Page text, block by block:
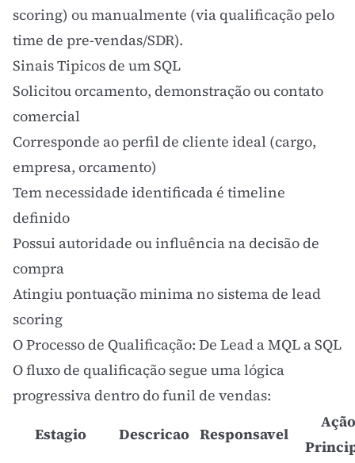
scoring) ou manualmente (via qualificação pelo
time de pre-vendas/SDR).
Sinais Tipicos de um SQL
Solicitou orcamento, demonstração ou contato
comercial
Corresponde ao perfil de cliente ideal (cargo,
empresa, orcamento)
Tem necessidade identificada é timeline
definido
Possui autoridade ou influência na decisão de
compra
Atingiu pontuação minima no sistema de lead
scoring
O Processo de Qualificação: De Lead a MQL a SQL
O fluxo de qualificação segue uma lógica
progressiva dentro dofunil de vendas:
Estagio
Descricao Responsavel
Ação